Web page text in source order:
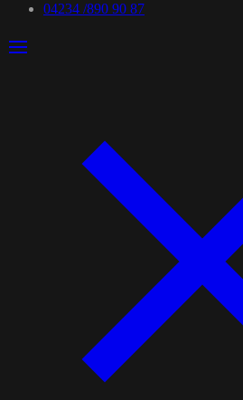
04234 /890 90 87